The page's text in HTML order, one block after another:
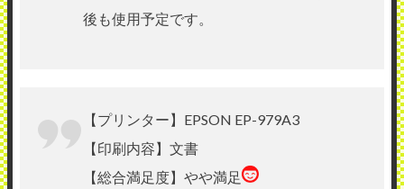
後も使用予定です。
【プリンター】EPSON EP-979A3
【印刷内容】文書
【総合満足度】やや満足